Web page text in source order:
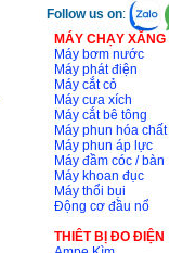
Follow us on:
MÁY CHẠY
Máy bơm nước
Máy phát điện
Máy cắt cỏ
Máy cưa xích
Máy cắt bê tông
Máy phun hóa chất
Máy phun áp lực
Máy đầm cóc / bàn
Máy khoan đục
Máy thổi bụi
Động cơ đầu nổ
THIÊT BỊ ĐO ĐIỆN